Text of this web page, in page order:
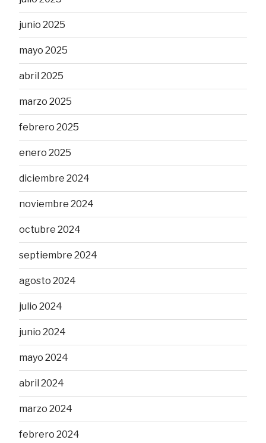
junio 2025
mayo 2025
abril 2025
marzo 2025
febrero 2025
enero 2025
diciembre 2024
noviembre 2024
octubre 2024
septiembre 2024
agosto 2024
julio 2024
junio 2024
mayo 2024
abril 2024
marzo 2024
febrero 2024